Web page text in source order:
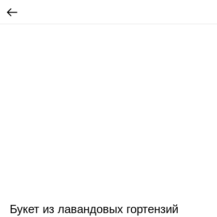
Букет из лавандовых гортензий